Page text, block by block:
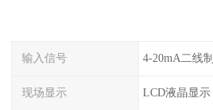
输入信号 4-20mA二线制
现场显示 LCD液晶显示